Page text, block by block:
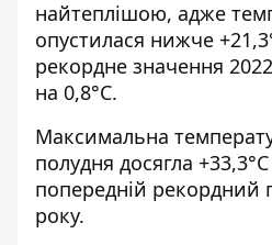
найтеплішою, адже
опустилася нижче
рекордне значення
на 0,8°С.
Максимальна
полудня досягла
попередній рекордний
року.